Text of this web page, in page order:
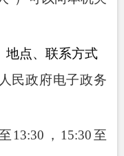
地点、联系方式
民政府电子政务
13:30 ， 15:30至